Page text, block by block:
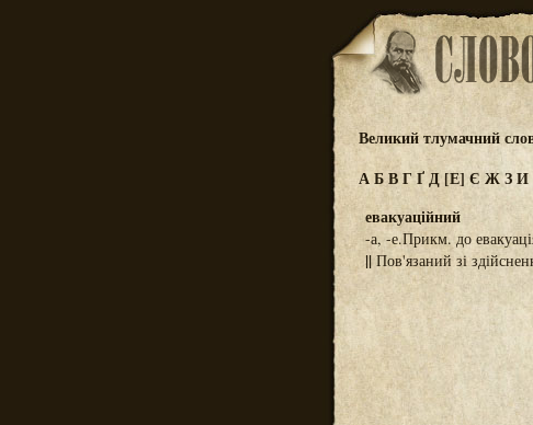
Великий тлумачний
АБВГҐД[Е] Є ЖЗИ
евакуаційний
-а, -е.Прикм. до
|| Пов'язаний зі